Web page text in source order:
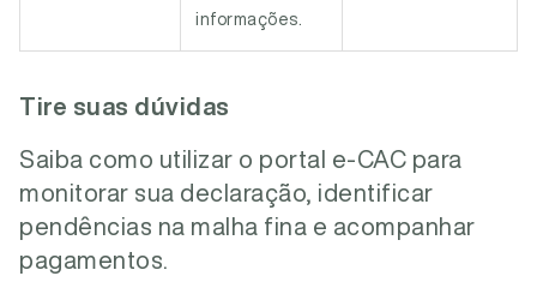
informações.
Tire suas dúvidas
Saiba como utilizar o portal e-CAC para
monitorar sua declaração, identificar
pendências na malha fina e acompanhar
pagamentos.